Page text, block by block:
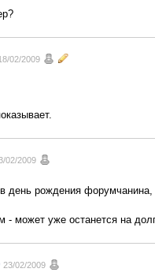
02/2009
02/2009
день рождения форумчанина,
- может уже останется на
23/02/2009